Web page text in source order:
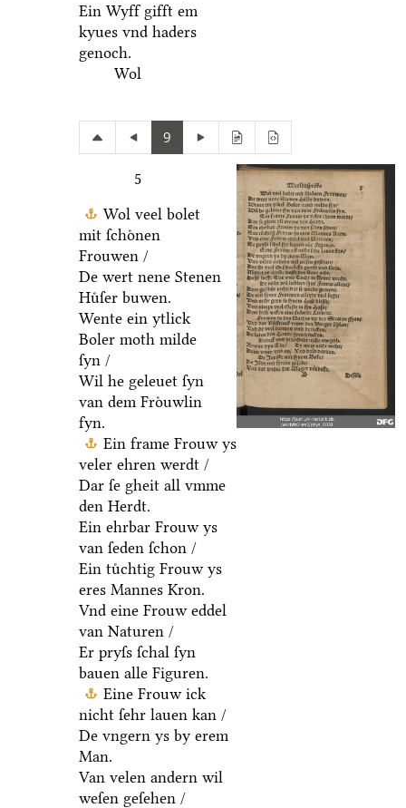
Ein Wyff gifft em
kyues vnd haders
genoch.
Wol
9
5
Wol veel bolet
mit ſchoͤnen
Frouwen /
De wert nene Stenen
Huͤſer buwen.
Wente ein ytlick
Boler moth milde
ſyn /
Wil he geleuet ſyn
van dem Froͤuwlin
fyn.
Ein frame Frouw ys
veler ehren werdt /
Dar ſe gheit all vmme
den Herdt.
Ein ehrbar Frouw ys
van ſeden ſchon /
Ein tuͤchtig Frouw ys
eres Mannes Kron.
Vnd eine Frouw eddel
van Naturen /
Er pryſs ſchal ſyn
bauen alle Figuren.
Eine Frouw ick
nicht ſehr lauen kan /
De vngern ys by erem
Man.
Van velen andern wil
weſen geſehen /